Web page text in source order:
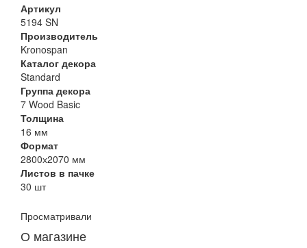
Артикул
5194 SN
Производитель
Kronospan
Каталог декора
Standard
Группа декора
7 Wood Basic
Толщина
16 мм
Формат
2800х2070 мм
Листов в пачке
30 шт
Просматривали
О магазине